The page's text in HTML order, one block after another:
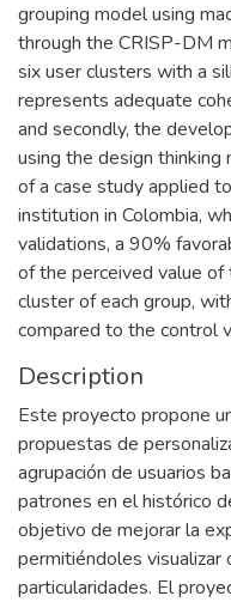
grouping model using
through the CRISP-DM
six user clusters with a
represents adequate
and secondly, the
using the design
of a case study applied
institution in Colombia,
validations, a 90%
of the perceived value
cluster of each group,
compared to the control
Description
Este proyecto propone
propuestas de
agrupación de usuarios
patrones en el histórico
objetivo de mejorar la
permitiéndoles visualizar
particularidades. El